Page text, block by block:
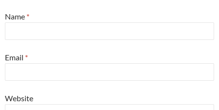
Name *
Email *
Website